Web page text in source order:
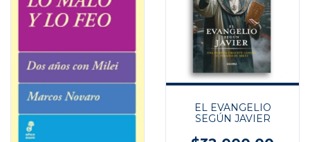
EL EVANGELIO
SEGÚN JAVIER